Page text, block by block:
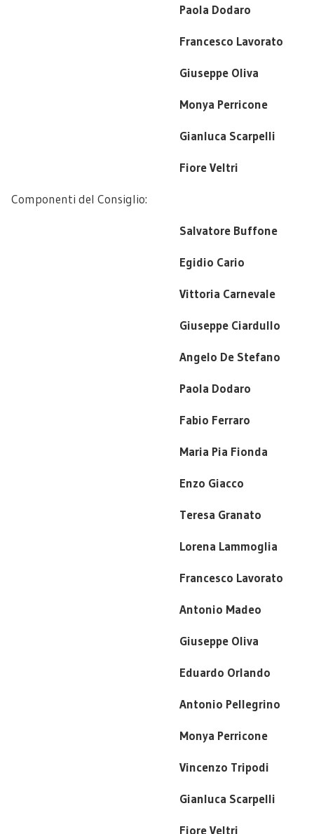
Paola Dodaro
Francesco Lavorato
Giuseppe Oliva
Monya Perricone
Gianluca Scarpelli
Fiore Veltri
Componenti del Consiglio:
Salvatore Buffone
Egidio Cario
Vittoria Carnevale
Giuseppe Ciardullo
Angelo De Stefano
Paola Dodaro
Fabio Ferraro
Maria Pia Fionda
Enzo Giacco
Teresa Granato
Lorena Lammoglia
Francesco Lavorato
Antonio Madeo
Giuseppe Oliva
Eduardo Orlando
Antonio Pellegrino
Monya Perricone
Vincenzo Tripodi
Gianluca Scarpelli
Fiore Veltri